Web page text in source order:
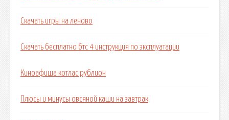
Скачать игры на леново
Скачать бесплатно бтс 4 инструкция по эксплуатации
Киноафиша котлас рублион
Плюсы и минусы овсяной каши на завтрак